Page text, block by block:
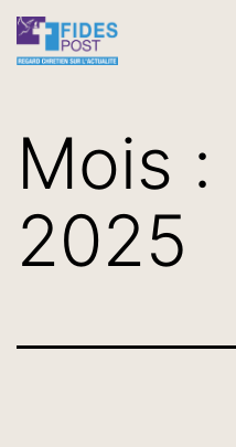
Aller
auFidesPost
Mois :
2025